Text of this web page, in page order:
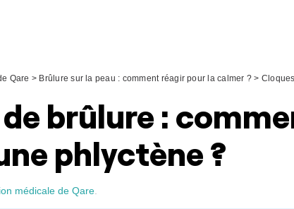
Qare > Brûlure sur la peau : comment réagir pour la calmer ? >
brûlure :
phlyctène ?
médicale de Qare.